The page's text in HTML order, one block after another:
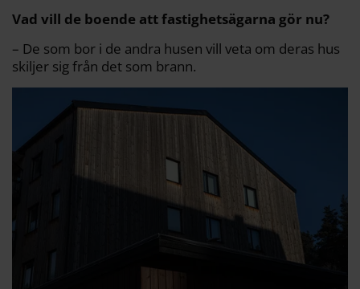
Vad vill de boende att fastighetsägarna gör nu?
– De som bor i de andra husen vill veta om deras hus
skiljer sig från det som brann.